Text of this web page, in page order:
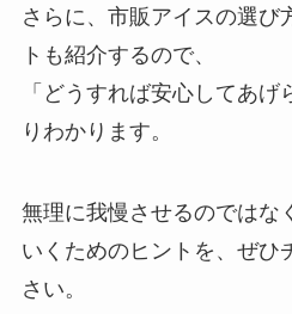
さらに、市販アイスの選び
トも紹介するので、
「どうすれば安心してあ
りわかります。
無理に我慢させるのではな
いくためのヒントを、ぜひ
さい。